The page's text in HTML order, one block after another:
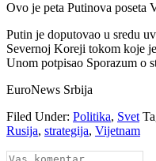
Ovo je peta Putinova poseta
Putin je doputovao u sredu
Severnoj Koreji tokom koje
Unom potpisao Sporazum o
EuroNews Srbija
Filed Under: Politika, Svet
Rusija, strategija, Vijetnam